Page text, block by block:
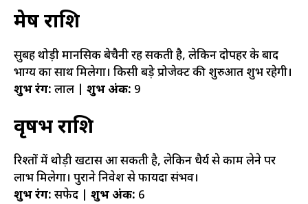
मेष राशि
सुबह थोड़ी मानसिक बेचैनी रह सकती है, लेकिन दोपहर के बाद
भाग्य का साथ मिलेगा। किसी बड़े प्रोजेक्ट की शुरुआत शुभ रहेगी।
शुभ रंग: लाल | शुभ अंक: 9
वृषभ राशि
रिश्तों में थोड़ी खटास आ सकती है, लेकिन धैर्य से काम लेने पर
लाभ मिलेगा। पुराने निवेश से फायदा संभव।
शुभ रंग: सफेद | शुभ अंक: 6